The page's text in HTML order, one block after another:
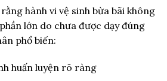
hành vi vệ sinh bừa bãi không
lớn do chưa được dạy đúng
phổ biến:
huấn luyện rõ ràng